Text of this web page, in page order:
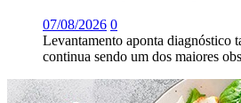
07/08/2026 0
Levantamento aponta diagnóstico
continua sendo um dos maiores